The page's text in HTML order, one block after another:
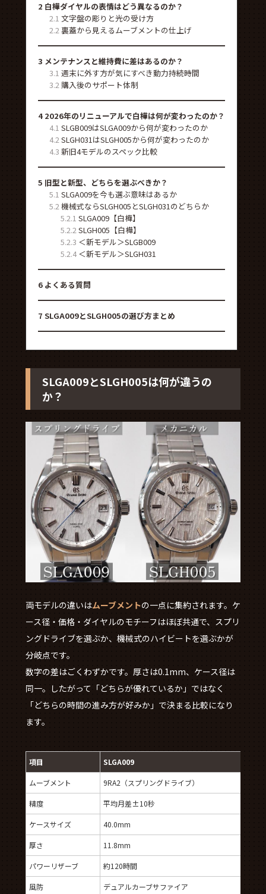
2 白樺ダイヤルの表情はどう異なるのか？
2.1 文字盤の彫りと光の受け方
2.2裏蓋から見えるムーブメントの仕上げ
3 メンテナンスと維持費に差はあるのか？
3.1 週末に外す方が気にすべき動力持続時間
3.2購入後のサポート体制
42026年のリニューアルで白樺は何が変わったのか？
4.1 SLGB009はSLGA009から何が変わったのか
4.2SLGH031はSLGH005から何が変わったのか
4.3 新旧4モデルのスペック比較
5 旧型と新型、どちらを選ぶべきか？
5.1 SLGA009を今も選ぶ意味はあるか
5.2機械式ならSLGH005とSLGH031のどちらか
5.2.1 SLGA009【白樺】
5.2.2SLGH005【白樺】
5.2.3 ＜新モデル＞SLGB009
5.2.4＜新モデル＞SLGH031
6よくある質問
7 SLGA009とSLGH005の選び方まとめ
SLGA009とSLGH005は何が違うの
か？
両モデルの違いはムーブメントの一点に集約されます。ケ
ース径・価格・ダイヤルのモチーフはほぼ共通で、スプリ
ングドライブを選ぶか、機械式のハイビートを選ぶかが
分岐点です。
数字の差はごくわずかです。厚さは0.1mm、ケース径は
同一。したがって「どちらが優れているか」ではなく
「どちらの時間の進み方が好みか」で決まる比較になり
ます。
項目 SLGA009
ムーブメント 9RA2（スプリングドライブ）
精度 平均月差±10秒
ケースサイズ 40.0mm
厚さ 11.8mm
パワーリザーブ 約120時間
風防 デュアルカーブサファイア